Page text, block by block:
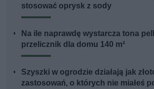
stosować oprysk z sody
Na ile naprawdę wystarcza tona
przelicznik dla domu 140 m²
Szyszki w ogrodzie działają jak
zastosowań, o których nie miałeś